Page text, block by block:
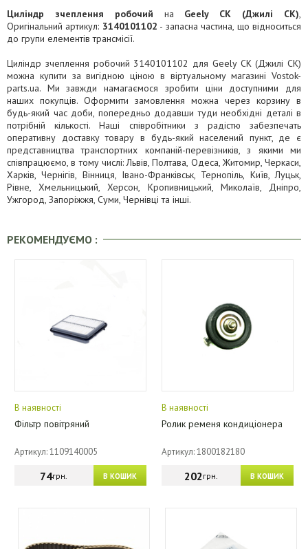
Циліндр зчеплення робочий на Geely CK (Джилі СК),
Оригінальний артикул: 3140101102 - запасна частина, що відноситься
до групи елементів трансмісії.
Циліндр зчеплення робочий 3140101102 для Geely CK (Джилі СК)
можна купити за вигідною ціною в віртуальному магазині Vostok-
parts.ua. Ми завжди намагаємося зробити ціни доступними для
наших покупців. Оформити замовлення можна через корзину в
будь-який час доби, попередньо додавши туди необхідні деталі в
потрібній кількості. Наші співробітники з радістю забезпечать
оперативну доставку товару в будь-який населений пункт, де є
представництва транспортних компаній-перевізників, з якими ми
співпрацюємо, в тому числі: Львів, Полтава, Одеса, Житомир, Черкаси,
Харків, Чернігів, Вінниця, Івано-Франківськ, Тернопіль, Київ, Луцьк,
Рівне, Хмельницький, Херсон, Кропивницький, Миколаїв, Дніпро,
Ужгород, Запоріжжя, Суми, Чернівці та інші.
РЕКОМЕНДУЄМО :
В наявності
Фільтр повітряний
Артикул: 1109140005
В КОШИК
74грн.
В наявності
Ролик ременя кондиціонера
Артикул: 1800182180
В КОШИК
202грн.